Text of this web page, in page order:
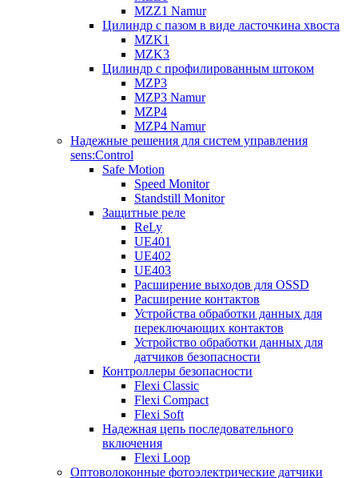
MZZ1 Namur
Цилиндр с пазом в виде ласточкина хвоста
MZK1
MZK3
Цилиндр с профилированным штоком
MZP3
MZP3 Namur
MZP4
MZP4 Namur
Надежные решения для систем управления
sens:Control
Safe Motion
Speed Monitor
Standstill Monitor
Защитные реле
ReLy
UE401
UE402
UE403
Расширение выходов для OSSD
Расширение контактов
Устройства обработки данных для
переключающих контактов
Устройство обработки данных для
датчиков безопасности
Контроллеры безопасности
Flexi Classic
Flexi Compact
Flexi Soft
Надежная цепь последовательного
включения
Flexi Loop
Оптоволоконные фотоэлектрические датчики